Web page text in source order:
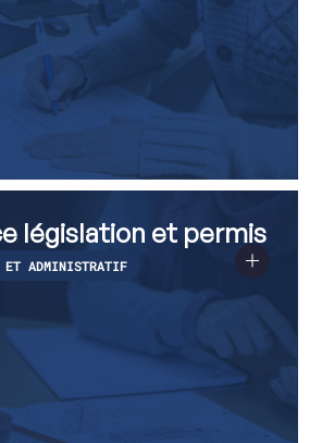
législation et permis
ET ADMINISTRATIF